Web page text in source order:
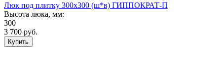
Люк под плитку 300х300 (ш*в) ГИППОКРАТ-П
Высота люка, мм:
300
3 700 руб.